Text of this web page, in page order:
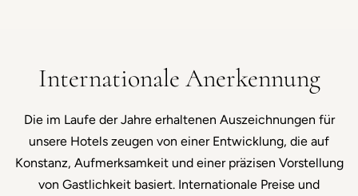
Internationale Anerkennung
Die im Laufe der Jahre erhaltenen Auszeichnungen für
unsere Hotels zeugen von einer Entwicklung, die auf
Konstanz, Aufmerksamkeit und einer präzisen Vorstellung
von Gastlichkeit basiert. Internationale Preise und